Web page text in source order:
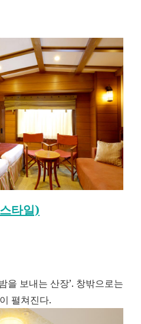
타일)
을 보내는 산장’. 창밖으로는
펼쳐진다.